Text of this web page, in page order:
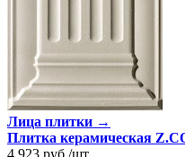
Лица плитки →
Плитка керамическая
4 923 руб./шт.